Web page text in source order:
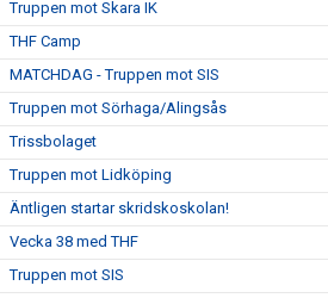
Truppen mot Skara IK
THF Camp
MATCHDAG - Truppen mot SIS
Truppen mot Sörhaga/Alingsås
Trissbolaget
Truppen mot Lidköping
Äntligen startar skridskoskolan!
Vecka 38 med THF
Truppen mot SIS